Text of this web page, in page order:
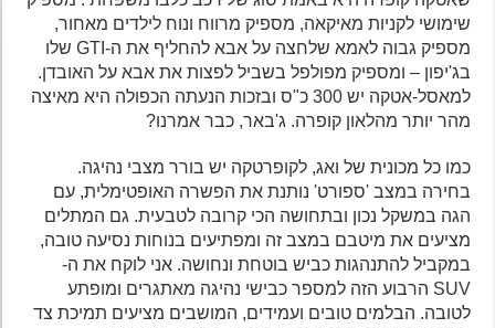
שימושי לקניות מאיקאה, מספיק מרווח ונוח לילדים מאחור,
מספיק גבוה לאמא שלחצה על אבא להחליף את ה-GTI שלו
בג'יפון – ומספיק מפולפל בשביל לפצות את אבא על האובדן.
למאסל-אטקה יש 300 כ"ס ובזכות הנעתה הכפולה היא מאיצה
מהר יותר מהלאון קופרה. ג'באר, כבר אמרנו?
כמו כל מכונית של ואג, לקופרטקה יש בורר מצבי נהיגה.
בחירה במצב 'ספורט' נותנת את הפשרה האופטימלית, עם
הגה במשקל נכון ובתחושה הכי קרובה לטבעית. גם המתלים
מציעים את מיטבם במצב זה ומפתיעים בנוחות נסיעה טובה,
במקביל להתנהגות כביש בוטחת ונחושה. אני לוקח את ה-
SUV הרבוע הזה למספר כבישי נהיגה מאתגרים ומופתע
לטובה. הבלמים טובים ועמידים, המושבים מציעים תמיכת צד